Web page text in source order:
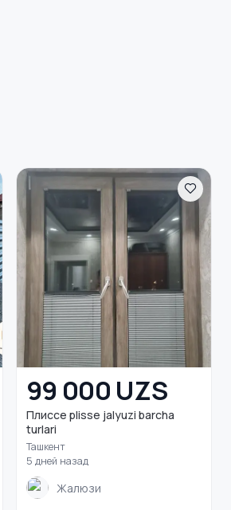
99 000 UZS
Плиссе plisse jalyuzi barcha
turlari
Ташкент
5 дней назад
Жалюзи